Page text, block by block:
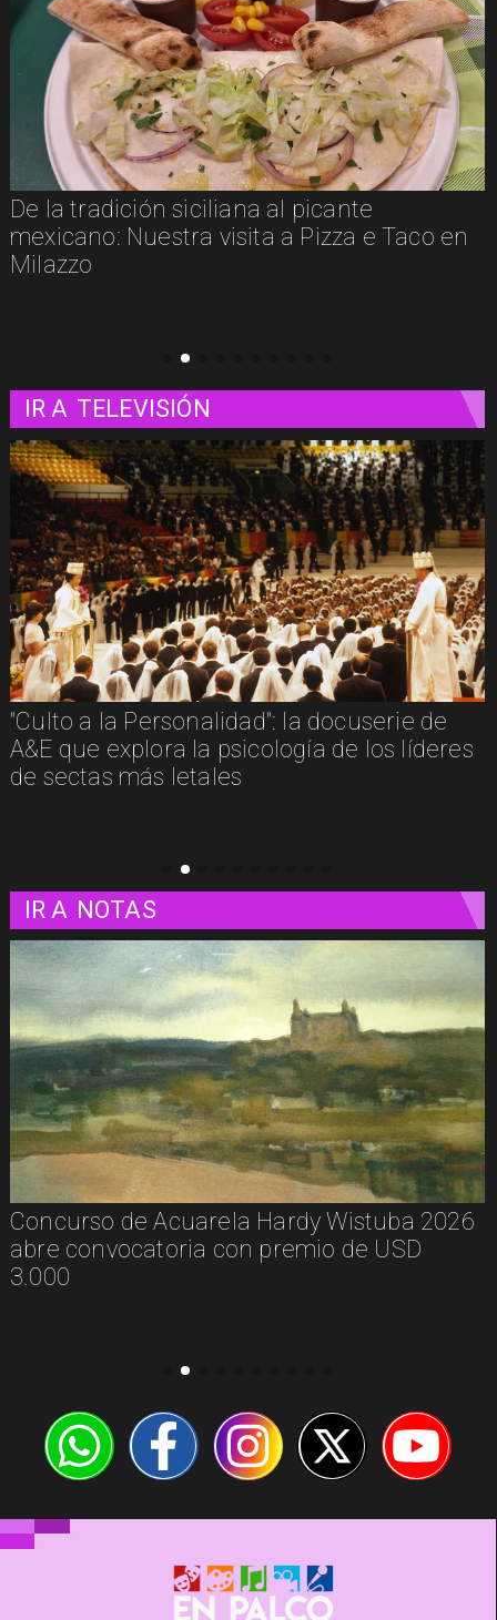
Un paseo matutino por Venecia
IR A TELEVISIÓN
"Furia": cuando la justicia y la venganza se
confunden
IR A NOTAS
Concurso de Acuarela Hardy Wistuba 2026
abre convocatoria con premio de USD
3.000